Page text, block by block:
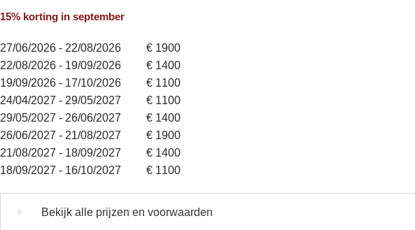
15% korting in september
27/06/2026 - 22/08/2026
€ 1900
22/08/2026 - 19/09/2026
€ 1400
19/09/2026 - 17/10/2026
€ 1100
24/04/2027 - 29/05/2027
€ 1100
29/05/2027 - 26/06/2027
€ 1400
26/06/2027 - 21/08/2027
€ 1900
21/08/2027 - 18/09/2027
€ 1400
18/09/2027 - 16/10/2027
€ 1100
Bekijk alle prijzen en voorwaarden